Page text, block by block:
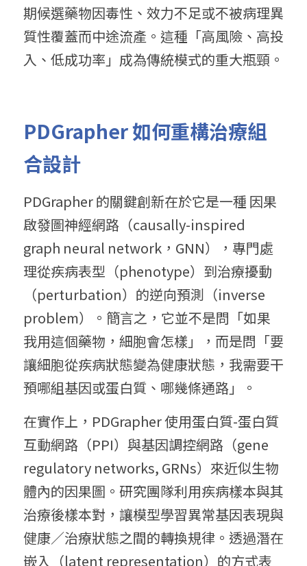
期候選藥物因毒性、效力不足或不被病理異
質性覆蓋而中途流產。這種「高風險、高投
入、低成功率」成為傳統模式的重大瓶頸。
PDGrapher 如何重構治療組
合設計
PDGrapher 的關鍵創新在於它是一種 因果
啟發圖神經網路（causally-inspired
graph neural network，GNN），專門處
理從疾病表型（phenotype）到治療擾動
（perturbation）的逆向預測（inverse
problem）。簡言之，它並不是問「如果
我用這個藥物，細胞會怎樣」，而是問「要
讓細胞從疾病狀態變為健康狀態，我需要干
預哪組基因或蛋白質、哪幾條通路」。
在實作上，PDGrapher 使用蛋白質-蛋白質
互動網路（PPI）與基因調控網路（gene
regulatory networks, GRNs）來近似生物
體內的因果圖。研究團隊利用疾病樣本與其
治療後樣本對，讓模型學習異常基因表現與
健康／治療狀態之間的轉換規律。透過潛在
嵌入（latent representation）的方式表